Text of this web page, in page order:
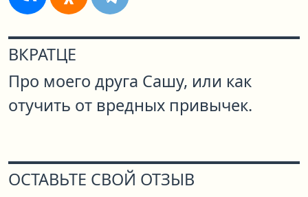
ВКРАТЦЕ
Про моего друга Сашу, или как
отучить от вредных привычек.
ОСТАВЬТЕ СВОЙ ОТЗЫВ